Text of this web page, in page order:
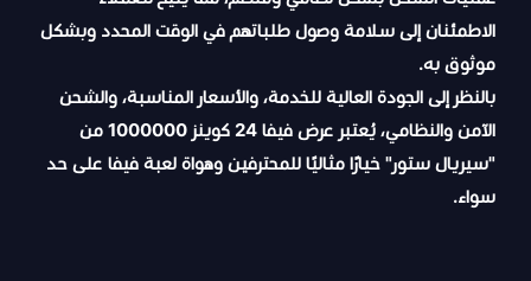
الاطمئنان إلى سلامة وصول طلباتهم في الوقت المحدد وبشكل
موثوق به.
بالنظر إلى الجودة العالية للخدمة، والأسعار المناسبة، والشحن
الآمن والنظامي، يُعتبر عرض فيفا 24 كوينز 1000000 من
"سيريال ستور" خيارًا مثاليًا للمحترفين وهواة لعبة فيفا على حد
سواء.